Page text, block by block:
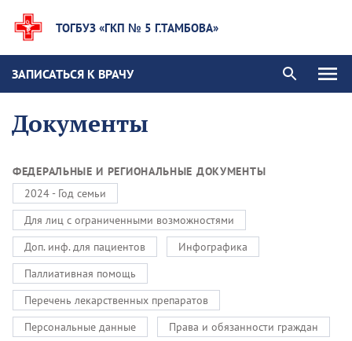
ТОГБУЗ «ГКП № 5 Г.ТАМБОВА»
ЗАПИСАТЬСЯ К ВРАЧУ
Документы
ФЕДЕРАЛЬНЫЕ И РЕГИОНАЛЬНЫЕ ДОКУМЕНТЫ
2024 - Год семьи
Для лиц с ограниченными возможностями
Доп. инф. для пациентов
Инфографика
Паллиативная помощь
Перечень лекарственных препаратов
Персональные данные
Права и обязанности граждан